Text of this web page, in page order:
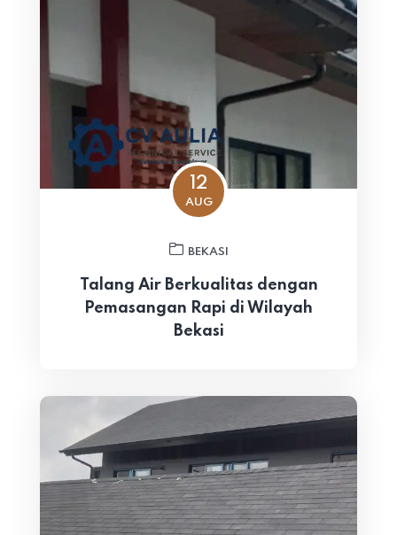
12
AUG
BEKASI
Talang Air Berkualitas dengan
Pemasangan Rapi di Wilayah
Bekasi